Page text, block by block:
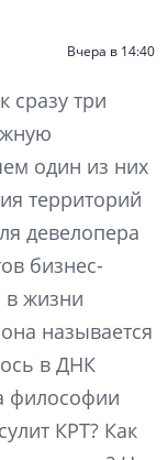
Вчера в 14:40
сразу три
один из них
территорий
девелопера
бизнес-
в жизни
называется
в ДНК
философии
КРТ? Как